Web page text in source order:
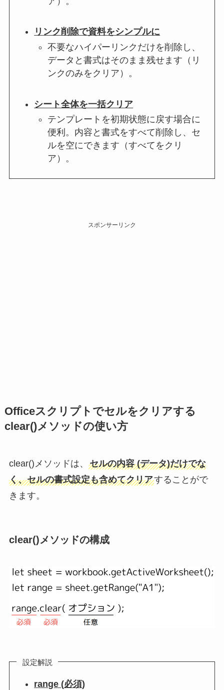
リンク削除で資料をシンプルに
不要なハイパーリンクだけを削除し、
データと書式はそのまま残せます（リ
ンクのみをクリア）。
シート全体を一括クリア
テンプレートを初期状態に戻す場合に
便利。内容と書式をすべて削除し、セ
ルを空にできます（すべてをクリ
ア）。
スポンサーリンク
Officeスクリプトでセルをクリアする
clear()メソッドの使い方
clear()メソッドは、 セルの内容 (データ)だけでな
く、セルの書式設定も含めてクリアすることがで
きます。
clear()メソッドの構成
設定解説
range (必須)